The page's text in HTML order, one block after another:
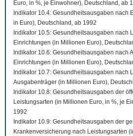
Euro, in %, je Einwohner), Deutschland, ab
Indikator 10.4: Gesundheitsausgaben nach
in Euro), Deutschland, ab 1992
Indikator 10.5: Gesundheitsausgaben nach
Einrichtungen (in Millionen Euro),
Indikator 10.6: Gesundheitsausgaben nach
Einrichtungen (in Millionen Euro),
Indikator 10.7: Gesundheitsausgaben nach
Ausgabenträger (in Millionen Euro),
Indikator 10.8: Gesundheitsausgaben der
Leistungsarten (in Millionen Euro, in %, je
1992
Indikator 10.9: Gesundheitsausgaben der
Krankenversicherung nach Leistungsarten